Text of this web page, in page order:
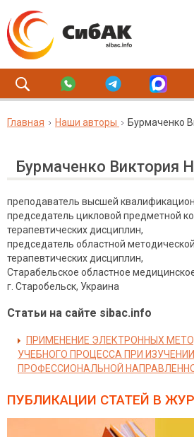
Главная Наши авторы Бурмаченко
Бурмаченко Виктория
преподаватель высшей
председатель цикловой предметной
терапевтических дисциплин,
председатель областной
терапевтических дисциплин,
Старабельское областное
г. Старобельск, Украина
Статьи на сайте sibac.info
ПРИМЕНЕНИЕ ЭЛЕКТРОННЫХ
УЧЕБНОГО ПРОЦЕССА ПРИ
ПРОФЕССИОНАЛЬНОЙ
ПУБЛИКАЦИИ СТАТЕЙ В